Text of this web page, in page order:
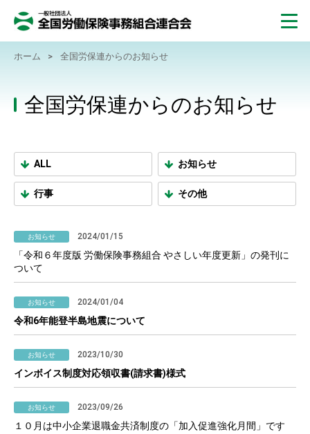
ホーム > 全国労保連からのお知らせ
全国労保連からのお知らせ
ALL お知らせ
行事 その他
お知らせ 2024/01/15
「令和６年度版 労働保険事務組合 やさしい年度更新」の発刊に
ついて
お知らせ 2024/01/04
令和6年能登半島地震について
お知らせ 2023/10/30
インボイス制度対応領収書(請求書)様式
お知らせ 2023/09/26
１０月は中小企業退職金共済制度の「加入促進強化月間」です